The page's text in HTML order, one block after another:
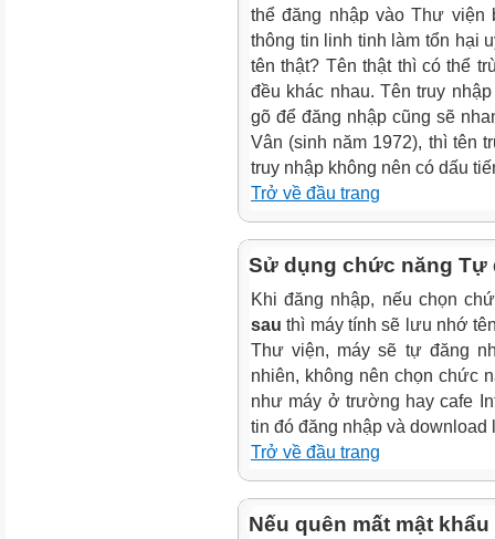
thể đăng nhập vào Thư viện
thông tin linh tinh làm tổn hại
tên thật? Tên thật thì có thể
đều khác nhau. Tên truy
gõ để đăng nhập cũng sẽ
Vân (sinh năm 1972), thì tên
truy nhập không nên có dấu
Trở về đầu trang
Sử dụng chức năng Tự
Khi đăng nhập, nếu chọn
sau thì máy tính sẽ lưu nhớ
Thư viện, máy sẽ tự đăng
nhiên, không nên chọn chức
như máy ở trường hay cafe
tin đó đăng nhập và download
Trở về đầu trang
Nếu quên mất mật